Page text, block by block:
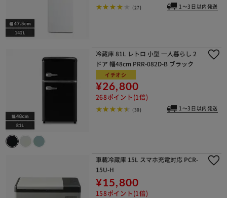
(27) 1～3日以内発送
冷蔵庫 81L レトロ 小型 一人暮らし 2
ドア 幅48cm PRR-082D-B ブラック
イチオシ
¥26,800
268ポイント(1倍)
(30) 1～3日以内発送
車載冷蔵庫 15L スマホ充電対応 PCR-
15U-H
¥15,800
158ポイント(1倍)